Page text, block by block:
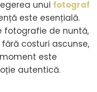
unui fotograf
este esențială.
fotografie de nuntă,
fără costuri ascunse,
este
autentică.